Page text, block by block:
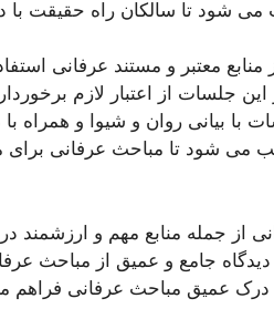
شود تا سالکان راه حقیقت با
منابع معتبر و مستند عرفانی
جلسات از اعتبار لازم
بیانی روان و شیوا و همراه با
می شود تا مباحث عرفانی برای
جمله منابع مهم و ارزشمند در
جامع و عمیق از مباحث
درک عمیق مباحث عرفانی فراهم